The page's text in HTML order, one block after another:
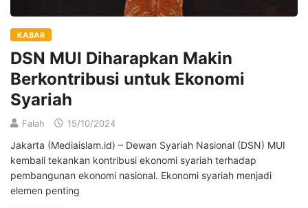
KABAR
DSN MUI Diharapkan Makin
Berkontribusi untuk Ekonomi
Syariah
Falah 15/10/2024
Jakarta (Mediaislam.id) – Dewan Syariah Nasional (DSN) MUI
kembali tekankan kontribusi ekonomi syariah terhadap
pembangunan ekonomi nasional. Ekonomi syariah menjadi
elemen penting